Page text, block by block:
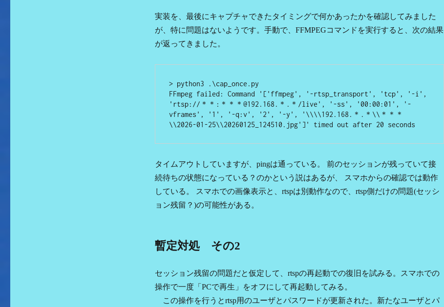
実装を、最後にキャプチャできたタイミングで何かあったかを確認してみました
が、特に問題はないようです。手動で、FFMPEGコマンドを実行すると、次の結果
が返ってきました。
> python3 .\cap_once.py
FFmpeg failed: Command '['ffmpeg', '-rtsp_transport', 'tcp', '-i',
'rtsp://＊＊:＊＊＊@192.168.＊.＊/live', '-ss', '00:00:01', '-
vframes', '1', '-q:v', '2', '-y', '\\\\192.168.＊.＊\\＊＊＊
\\2026-01-25\\20260125_124510.jpg']' timed out after 20 seconds
タイムアウトしていますが、pingは通っている。 前のセッションが残っていて接
続待ちの状態になっている？のかという説はあるが、 スマホからの確認では動作
している。 スマホでの画像表示と、rtspは別動作なので、rtsp側だけの問題(セッシ
ョン残留？)の可能性がある。
暫定対処 その2
セッション残留の問題だと仮定して、rtspの再起動での復旧を試みる。スマホでの
操作で一度「PCで再生」をオフにして再起動してみる。
この操作を行うとrtsp用のユーザとパスワードが更新された。新たなユーザとパ